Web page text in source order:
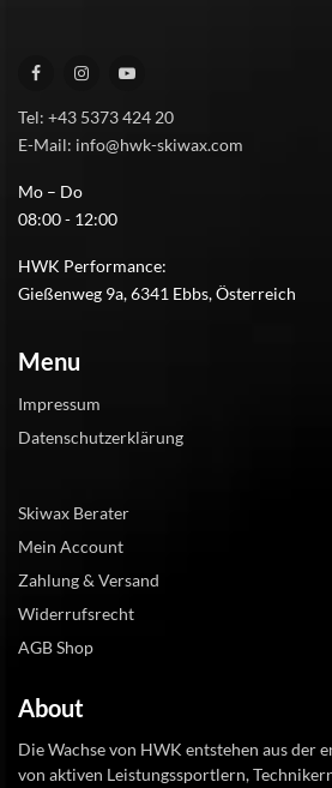
Tel: +43 5373 424 20
E-Mail: info@hwk-skiwax.com
Mo – Do
08:00 - 12:00
HWK Performance:
Gießenweg 9a, 6341 Ebbs, Österreich
Menu
Impressum
Datenschutzerklärung
Skiwax Berater
Mein Account
Zahlung & Versand
Widerrufsrecht
AGB Shop
About
Die Wachse von HWK entstehen aus der
von aktiven Leistungssportlern,